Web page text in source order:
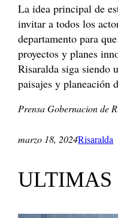
La idea principal de
invitar a todos los
departamento para
proyectos y planes
Risaralda siga siendo
paisajes y planeación
Prensa Gobernacion de
marzo 18, 2024Risaralda
ULTIMAS